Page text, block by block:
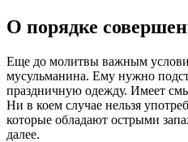
О порядке
Еще до молитвы важным
мусульманина. Ему нужно
праздничную одежду. Имеет
Ни в коем случае нельзя
которые обладают острыми
далее.